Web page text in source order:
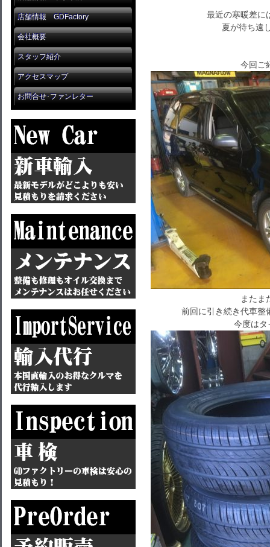
店舗情報 GDFactory
会社概要
スタッフ紹介
アクセスマップ
お問合せ･ファンレター
最近の寒暖差
夏が待ち遠
今回ご
またま
前回に引き続き代車整
今度はタ